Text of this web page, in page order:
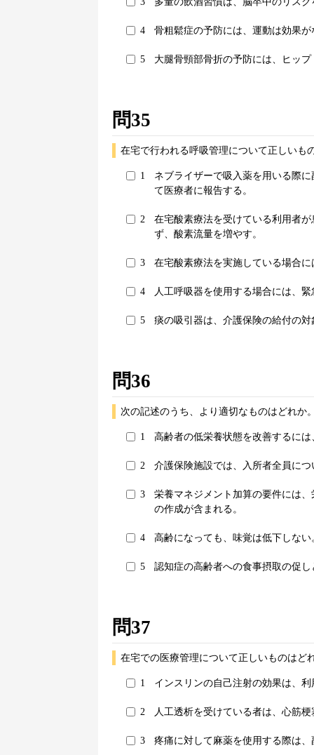
4 骨粗鬆症の予防には、運動は効果が
5 大腿骨頸部骨折の予防には、ヒッ
問35
在宅で行われる呼吸管理について正しいも
1
ネブライザーで吸入薬を用いる際
て医療者に報告する。
2
在宅酸素療法を受けている利用者
ず、酸素流量を増やす。
3 在宅酸素療法を実施している場合
4 人工呼吸器を使用する場合には、
5 痰の吸引器は、介護保険の給付の対
問36
次の記述のうち、より適切なものはどれか
1 高齢者の低栄養状態を改善するに
2 介護保険施設では、入所者全員に
3
栄養マネジメント加算の要件には
の作成が含まれる。
4 高齢になっても、味覚は低下しない
5 認知症の高齢者への食事摂取の促
問37
在宅での医療管理について正しいものはど
1 インスリンの自己注射の効果は、
2 人工透析を受けている者は、心筋
3 疼痛に対して麻薬を使用する際は